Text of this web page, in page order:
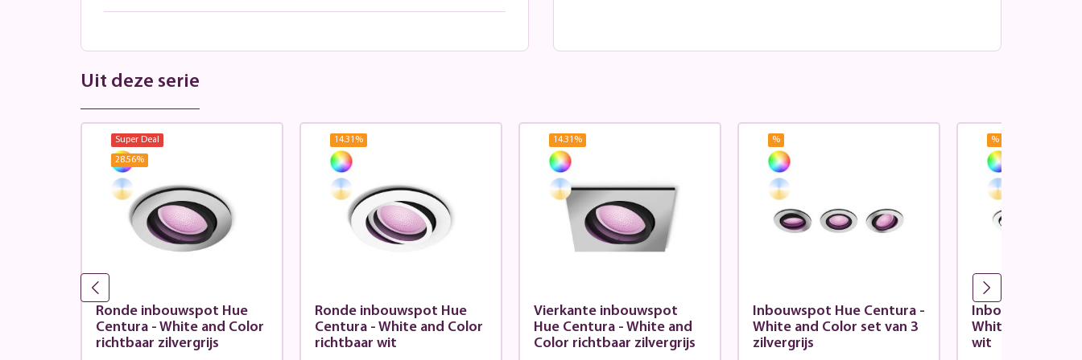
Uit deze serie
Super Deal
28.56%
Ronde inbouwspot Hue
Centura - White and Color
richtbaar zilvergrijs
14.31 %
Ronde inbouwspot Hue
Centura - White and Color
richtbaar wit
14.31 %
Vierkante inbouwspot
Hue Centura - White and
Color richtbaar zilvergrijs
%
Inbouwspot Hue Centura -
White and Color set van 3
zilvergrijs
%
Inbouwspot
White and Color
wit